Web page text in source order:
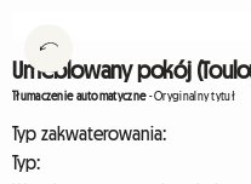
Umeblowany pokój
Tłumaczenie automatyczne-Oryginalny tytuł
Typ zakwaterowania:
Typ: